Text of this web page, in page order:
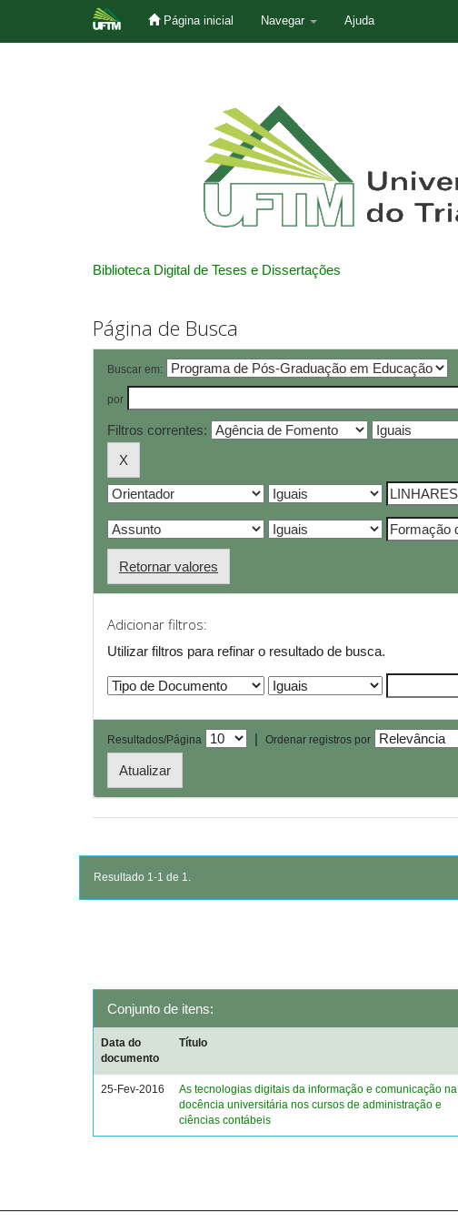
Página inicial Navegar Ajuda
Biblioteca Digital de Teses e Dissertações
Página de Busca
Buscar em:
por
Filtros correntes:
Retornar valores
Adicionar filtros:
Utilizar filtros para refinar o resultado de busca.
Resultados/Página | Ordenar registros por
Resultado 1-1 de 1.
Conjunto de itens:
Data do
documento
Título
25-Fev-2016
As tecnologias digitais da informação e comunicação na
docência universitária nos cursos de administração e
ciências contábeis